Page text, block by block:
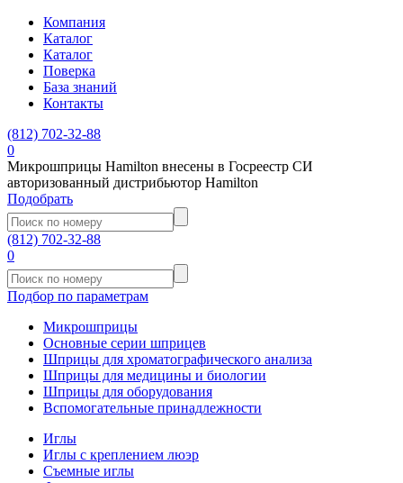
Компания
Каталог
Каталог
Поверка
База знаний
Контакты
(812) 702-32-88
0
Микрошприцы Hamilton внесены в Госреестр СИ
авторизованный дистрибьютор Hamilton
Подобрать
(812) 702-32-88
0
Подбор по параметрам
Микрошприцы
Основные серии шприцев
Шприцы для хроматографического анализа
Шприцы для медицины и биологии
Шприцы для оборудования
Вспомогательные принадлежности
Иглы
Иглы с креплением люэр
Съемные иглы